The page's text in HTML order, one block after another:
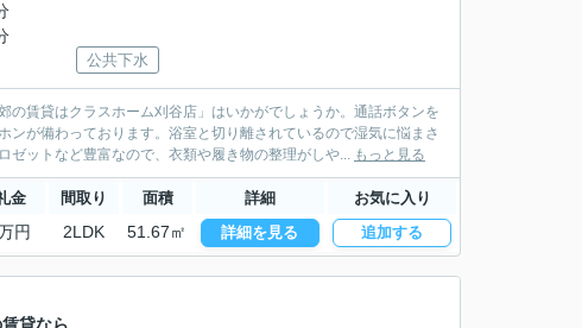
公共下水
賃貸はクラスホーム刈谷店」はいかがでしょうか。通話ボタンを
が備わっております。浴室と切り離されているので湿気に悩まさ
ゼットなど豊富なので、衣類や履き物の整理がしや... もっと見る
金 間取り 面積 詳細 お気に入り
円 2LDK 51.67㎡ 詳細を見る 追加する